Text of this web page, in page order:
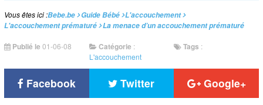
Vous êtes ici :Bebe.be Guide Bébé L'accouchement
L'accouchement prématuré La menace d’un accouchement prématuré
Publié le 01-06-08 Catégorie :
L'accouchement
Tags :
Facebook Twitter Google+